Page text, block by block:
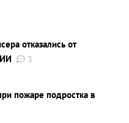
отказались от
3
пожаре подростка в